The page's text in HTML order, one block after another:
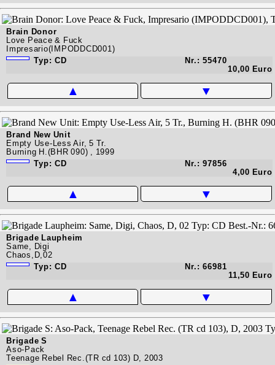
Brain Donor
Love Peace & Fuck
Impresario(IMPODDCD001)
Typ: CD
Nr.: 55470
10,00 Euro
▲ ▼
Brand New Unit
Empty Use-Less Air, 5 Tr.
Burning H.(BHR 090) , 1999
Typ: CD
Nr.: 97856
4,00 Euro
▲ ▼
Brigade Laupheim
Same, Digi
Chaos,D,02
Typ: CD
Nr.: 66981
11,50 Euro
▲ ▼
Brigade S
Aso-Pack
Teenage Rebel Rec.(TR cd 103) D, 2003